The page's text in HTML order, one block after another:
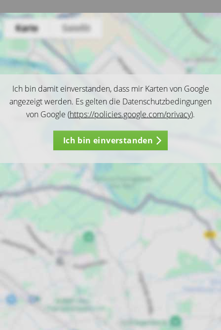
Ich bin damit einverstanden, dass mir Karten von Google
angezeigt werden. Es gelten die Datenschutzbedingungen
von Google (https://policies.google.com/privacy).
Ich bin einverstanden